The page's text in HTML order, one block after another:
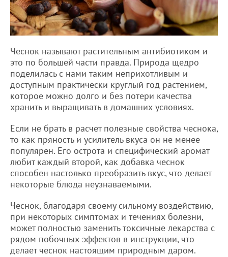
Чеснок называют растительным антибиотиком и
это по большей части правда. Природа щедро
поделилась с нами таким неприхотливым и
доступным практически круглый год растением,
которое можно долго и без потери качества
хранить и выращивать в домашних условиях.
Если не брать в расчет полезные свойства чеснока,
то как пряность и усилитель вкуса он не менее
популярен. Его острота и специфический аромат
любит каждый второй, как добавка чеснок
способен настолько преобразить вкус, что делает
некоторые блюда неузнаваемыми.
Чеснок, благодаря своему сильному воздействию,
при некоторых симптомах и течениях болезни,
может полностью заменить токсичные лекарства с
рядом побочных эффектов в инструкции, что
делает чеснок настоящим природным даром.